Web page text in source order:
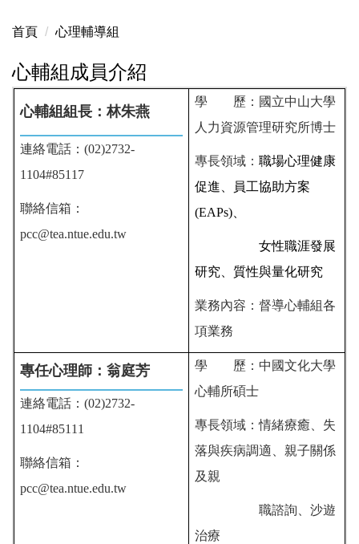
首頁 心理輔導組
心輔組成員介紹
心輔組組長：林朱燕
連絡電話：(02)2732-
1104#85117
聯絡信箱：
pcc@tea.ntue.edu.tw
學 歷：國立中山大學
人力資源管理研究所博士
專長領域：職場心理健康
促進、員工協助方案
(EAPs)、
女性職涯發展
研究、質性與量化研究
業務內容：督導心輔組各
項業務
專任心理師：翁庭芳
連絡電話：(02)2732-
1104#85111
聯絡信箱：
pcc@tea.ntue.edu.tw
學 歷：中國文化大學
心輔所碩士
專長領域：情緒療癒、失
落與疾病調適、親子關係
及親
職諮詢、沙遊
治療